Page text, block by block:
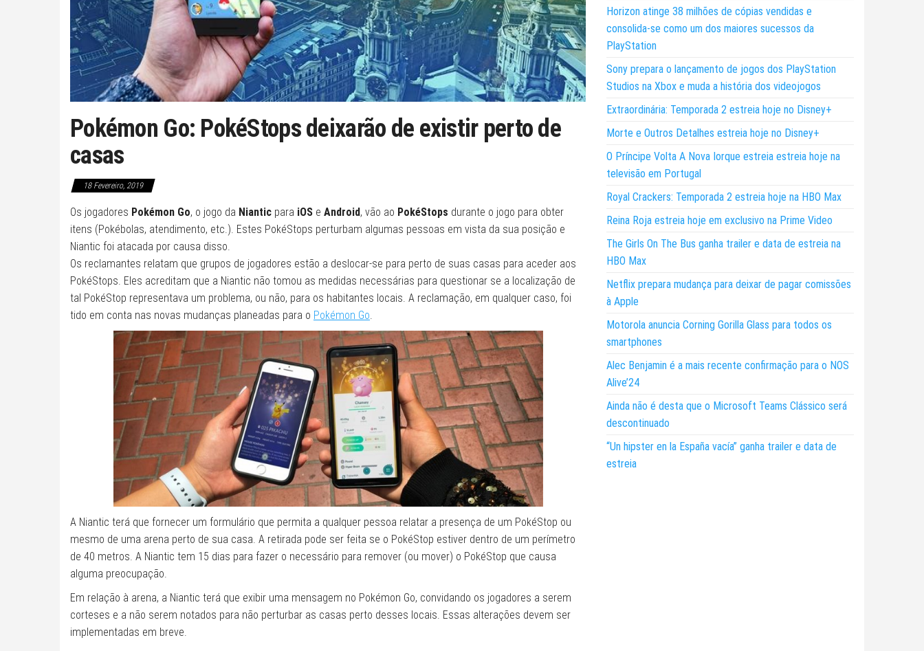
Pokémon Go: PokéStops deixarão de existir perto de
casas
18 Fevereiro, 2019
Os jogadores Pokémon Go, o jogo da Niantic para iOS e Android, vão ao PokéStops durante o jogo para obter
itens (Pokébolas, atendimento, etc.). Estes PokéStops perturbam algumas pessoas em vista da sua posição e
Niantic foi atacada por causa disso.
Os reclamantes relatam que grupos de jogadores estão a deslocar-se para perto de suas casas para aceder aos
PokéStops. Eles acreditam que a Niantic não tomou as medidas necessárias para questionar se a localização de
tal PokéStop representava um problema, ou não, para os habitantes locais. A reclamação, em qualquer caso, foi
tido em conta nas novas mudanças planeadas para o Pokémon Go.
A Niantic terá que fornecer um formulário que permita a qualquer pessoa relatar a presença de um PokéStop ou
mesmo de uma arena perto de sua casa. A retirada pode ser feita se o PokéStop estiver dentro de um perímetro
de 40 metros. A Niantic tem 15 dias para fazer o necessário para remover (ou mover) o PokéStop que causa
alguma preocupação.
Em relação à arena, a Niantic terá que exibir uma mensagem no Pokémon Go, convidando os jogadores a serem
corteses e a não serem notados para não perturbar as casas perto desses locais. Essas alterações devem ser
implementadas em breve.
Horizon atinge 38 milhões de cópias vendidas e
consolida-se como um dos maiores sucessos da
PlayStation
Sony prepara o lançamento de jogos dos PlayStation
Studios na Xbox e muda a história dos videojogos
Extraordinária: Temporada 2 estreia hoje no Disney+
Morte e Outros Detalhes estreia hoje no Disney+
O Príncipe Volta A Nova Iorque estreia estreia hoje na
televisão em Portugal
Royal Crackers: Temporada 2 estreia hoje na HBO Max
Reina Roja estreia hoje em exclusivo na Prime Video
The Girls On The Bus ganha trailer e data de estreia na
HBO Max
Netflix prepara mudança para deixar de pagar comissões
à Apple
Motorola anuncia Corning Gorilla Glass para todos os
smartphones
Alec Benjamin é a mais recente confirmação para o NOS
Alive’24
Ainda não é desta que o Microsoft Teams Clássico será
descontinuado
“Un hipster en la España vacía” ganha trailer e data de
estreia